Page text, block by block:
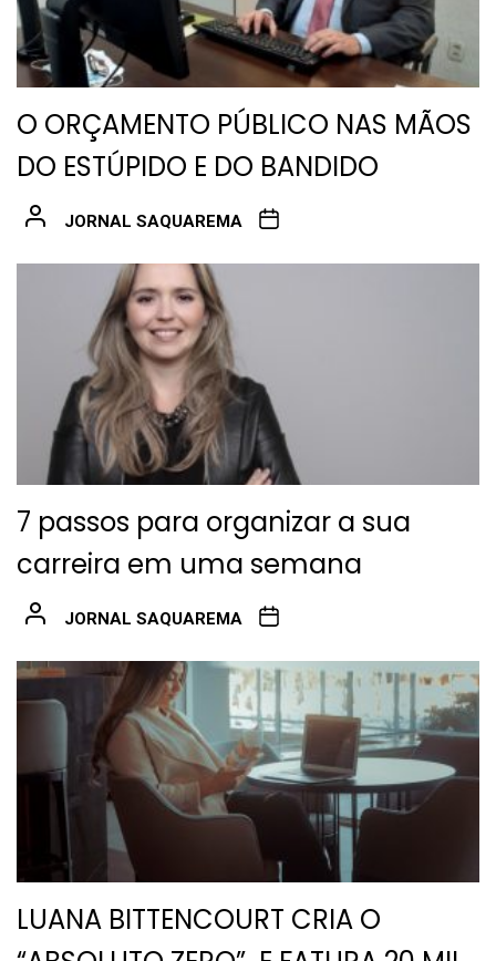
O ORÇAMENTO PÚBLICO NAS MÃOS
DO ESTÚPIDO E DO BANDIDO
JORNAL SAQUAREMA
7 passos para organizar a sua
carreira em uma semana
JORNAL SAQUAREMA
LUANA BITTENCOURT CRIA O